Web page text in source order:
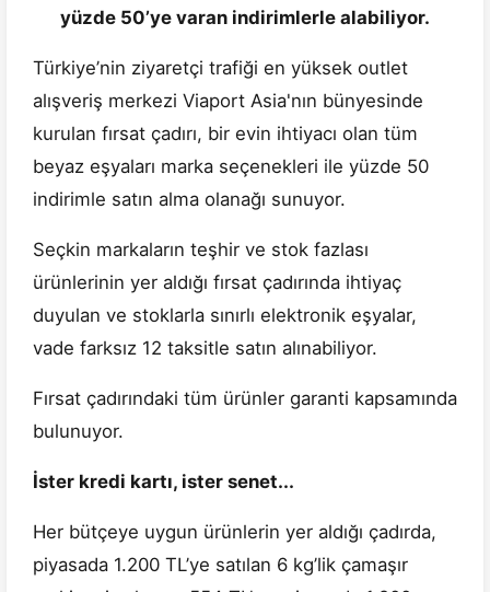
yüzde 50’ye varan indirimlerle alabiliyor.
Türkiye’nin ziyaretçi trafiği en yüksek outlet
alışveriş merkezi Viaport Asia'nın bünyesinde
kurulan fırsat çadırı, bir evin ihtiyacı olan tüm
beyaz eşyaları marka seçenekleri ile yüzde 50
indirimle satın alma olanağı sunuyor.
Seçkin markaların teşhir ve stok fazlası
ürünlerinin yer aldığı fırsat çadırında ihtiyaç
duyulan ve stoklarla sınırlı elektronik eşyalar,
vade farksız 12 taksitle satın alınabiliyor.
Fırsat çadırındaki tüm ürünler garanti kapsamında
bulunuyor.
İster kredi kartı, ister senet...
Her bütçeye uygun ürünlerin yer aldığı çadırda,
piyasada 1.200 TL’ye satılan 6 kg’lik çamaşır